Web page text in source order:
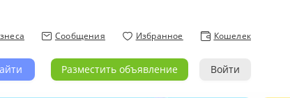
Сообщения Избранное Кошелек
Разместить объявление Войти